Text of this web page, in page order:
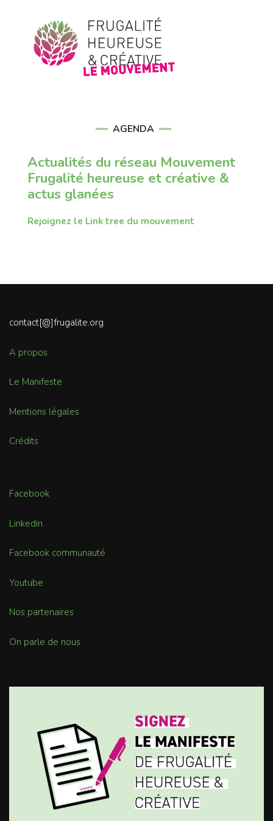
AGENDA
Actualités du réseau Mouvement
Frugalité heureuse et créative &
actus glanées
Rejoignez le Link tree du mouvement
contact[@]frugalite.org
A propos
Le Manifeste
Mentions légales
Crédits
Facebook
Linkedin
Facebook communauté
Youtube
Nos partenaires
On parle de nous